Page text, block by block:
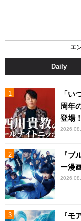
エ
Daily
「い
周年
登場！
『ブ
ー漫
『モ